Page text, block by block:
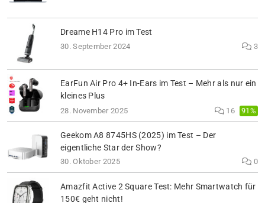
Dreame H14 Pro im Test
30. September 2024 3
EarFun Air Pro 4+ In-Ears im Test – Mehr als nur ein
kleines Plus
28. November 2025 16 91%
Geekom A8 8745HS (2025) im Test – Der
eigentliche Star der Show?
30. Oktober 2025 0
Amazfit Active 2 Square Test: Mehr Smartwatch für
150€ geht nicht!